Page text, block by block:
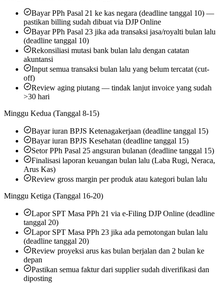
Bayar PPh Pasal 21 ke kas negara (deadline tanggal 10) —
pastikan billing sudah dibuat via DJP Online
Bayar PPh Pasal 23 jika ada transaksi jasa/royalti bulan lalu
(deadline tanggal 10)
Rekonsiliasi mutasi bank bulan lalu dengan catatan
akuntansi
Input semua transaksi bulan lalu yang belum tercatat (cut-
off)
Review aging piutang — tindak lanjut invoice yang sudah
>30 hari
Minggu Kedua (Tanggal 8-15)
Bayar iuran BPJS Ketenagakerjaan (deadline tanggal 15)
Bayar iuran BPJS Kesehatan (deadline tanggal 15)
Setor PPh Pasal 25 angsuran bulanan (deadline tanggal 15)
Finalisasi laporan keuangan bulan lalu (Laba Rugi, Neraca,
Arus Kas)
Review gross margin per produk atau kategori bulan lalu
Minggu Ketiga (Tanggal 16-20)
Lapor SPT Masa PPh 21 via e-Filing DJP Online (deadline
tanggal 20)
Lapor SPT Masa PPh 23 jika ada pemotongan bulan lalu
(deadline tanggal 20)
Review proyeksi arus kas bulan berjalan dan 2 bulan ke
depan
Pastikan semua faktur dari supplier sudah diverifikasi dan
diposting